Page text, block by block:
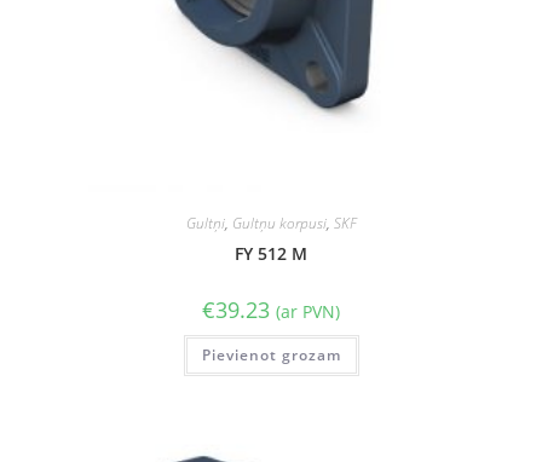
Gultņi, Gultņu korpusi, SKF
FY 512 M
€39.23 (ar PVN)
Pievienot grozam